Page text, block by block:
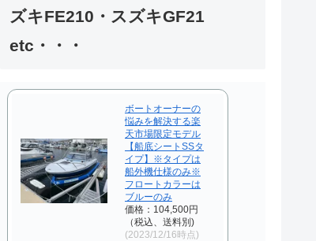
ズキFE210・スズキGF21
etc・・・
ボートオーナーの
悩みを解決する楽
天市場限定モデル
【船底シートSSタ
イプ】※タイプは
船外機仕様のみ※
フロートカラーは
ブルーのみ
価格：104,500円
（税込、送料別)
(2023/12/16時点)